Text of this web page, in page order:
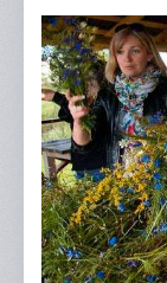
Цены
Отзывы
Портфолио
Контакты